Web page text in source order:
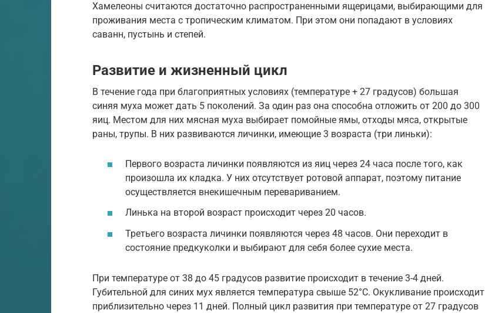
Хамелеоны считаются достаточно распространенными ящерицами, выбирающими для
проживания места с тропическим климатом. При этом они попадают в условиях
саванн, пустынь и степей.
Развитие и жизненный цикл
В течение года при благоприятных условиях (температуре + 27 градусов) большая
синяя муха может дать 5 поколений. За один раз она способна отложить от 200 до 300
яиц. Местом для них мясная муха выбирает помойные ямы, отходы мяса, открытые
раны, трупы. В них развиваются личинки, имеющие 3 возраста (три линьки):
Первого возраста личинки появляются из яиц через 24 часа после того, как
произошла их кладка. У них отсутствует ротовой аппарат, поэтому питание
осуществляется внекишечным перевариванием.
Линька на второй возраст происходит через 20 часов.
Третьего возраста личинки появляются через 48 часов. Они переходит в
состояние предкуколки и выбирают для себя более сухие места.
При температуре от 38 до 45 градусов развитие происходит в течение 3-4 дней.
Губительной для синих мух является температура свыше 52°С. Окукливание происходит
приблизительно через 11 дней. Полный цикл развития при температуре от 27 градусов